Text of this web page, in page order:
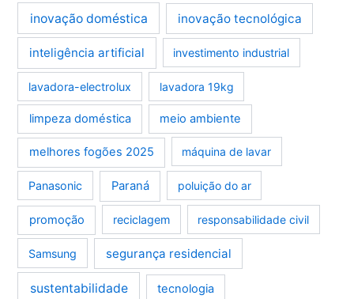
inovação doméstica inovação tecnológica
inteligência artificial investimento industrial
lavadora-electrolux lavadora 19kg
limpeza doméstica meio ambiente
melhores fogões 2025 máquina de lavar
Panasonic Paraná poluição do ar
promoção reciclagem responsabilidade civil
Samsung segurança residencial
sustentabilidade tecnologia